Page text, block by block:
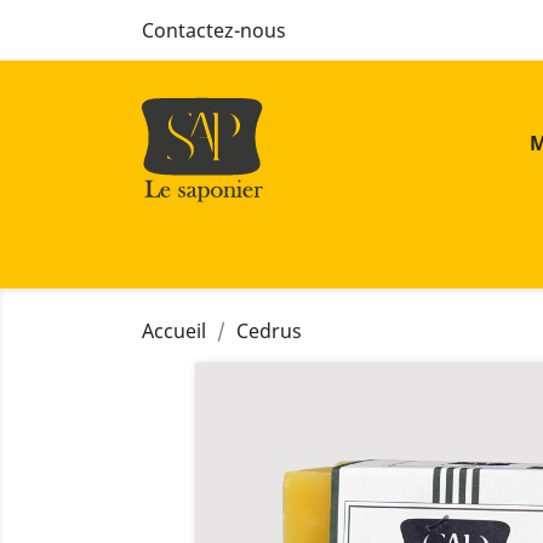
Contactez-nous
Accueil Cedrus